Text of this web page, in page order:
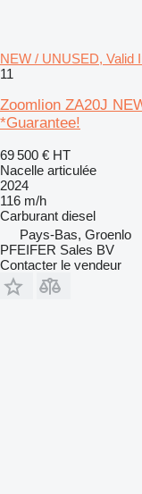
NEW / UNUSED, Valid
11
Zoomlion ZA20J
*Guarantee!
69 500 € HT
Nacelle articulée
2024
116 m/h
Carburant diesel
Pays-Bas, Groenlo
PFEIFER Sales BV
Contacter le vendeur